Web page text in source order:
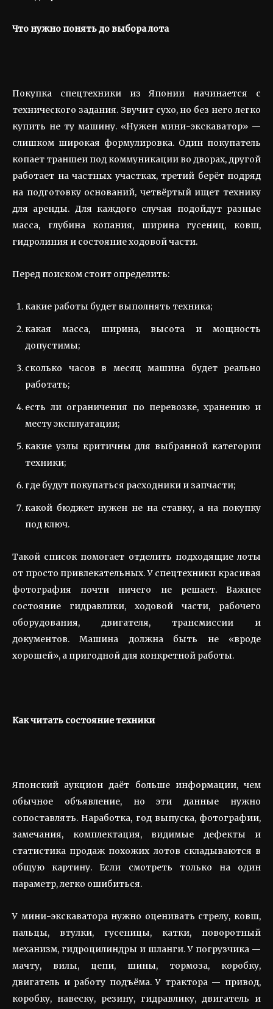
Что нужно понять до выбора лота
Покупка спецтехники из Японии начинается с
технического задания. Звучит сухо, но без него легко
купить не ту машину. «Нужен мини-экскаватор» —
слишком широкая формулировка. Один покупатель
копает траншеи под коммуникации во дворах, другой
работает на частных участках, третий берёт подряд
на подготовку оснований, четвёртый ищет технику
для аренды. Для каждого случая подойдут разные
масса, глубина копания, ширина гусениц, ковш,
гидролиния и состояние ходовой части.
Перед поиском стоит определить:
какие работы будет выполнять техника;
какая масса, ширина, высота и мощность
допустимы;
сколько часов в месяц машина будет реально
работать;
есть ли ограничения по перевозке, хранению и
месту эксплуатации;
какие узлы критичны для выбранной категории
техники;
где будут покупаться расходники и запчасти;
какой бюджет нужен не на ставку, а на покупку
под ключ.
Такой список помогает отделить подходящие лоты
от просто привлекательных. У спецтехники красивая
фотография почти ничего не решает. Важнее
состояние гидравлики, ходовой части, рабочего
оборудования, двигателя, трансмиссии и
документов. Машина должна быть не «вроде
хорошей», а пригодной для конкретной работы.
Как читать состояние техники
Японский аукцион даёт больше информации, чем
обычное объявление, но эти данные нужно
сопоставлять. Наработка, год выпуска, фотографии,
замечания, комплектация, видимые дефекты и
статистика продаж похожих лотов складываются в
общую картину. Если смотреть только на один
параметр, легко ошибиться.
У мини-экскаватора нужно оценивать стрелу, ковш,
пальцы, втулки, гусеницы, катки, поворотный
механизм, гидроцилиндры и шланги. У погрузчика —
мачту, вилы, цепи, шины, тормоза, коробку,
двигатель и работу подъёма. У трактора — привод,
коробку, навеску, резину, гидравлику, двигатель и